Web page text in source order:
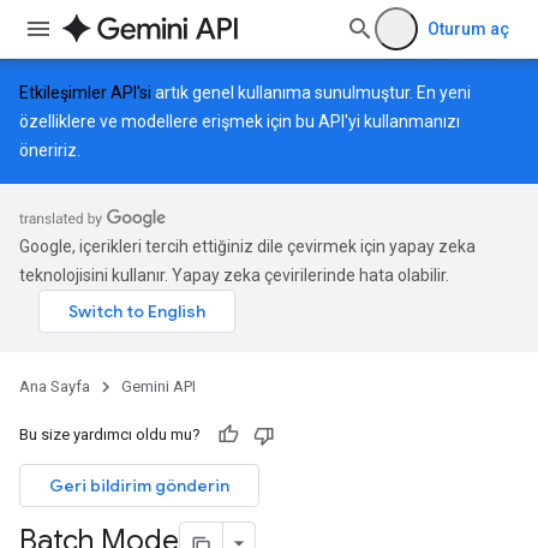
Oturum aç
Etkileşimler API'si artık genel kullanıma sunulmuştur. En yeni
özelliklere ve modellere erişmek için bu API'yi kullanmanızı
öneririz.
Google, içerikleri tercih ettiğiniz dile çevirmek için yapay zeka
teknolojisini kullanır. Yapay zeka çevirilerinde hata olabilir.
Ana Sayfa Gemini API
Bu size yardımcı oldu mu?
Geri bildirim gönderin